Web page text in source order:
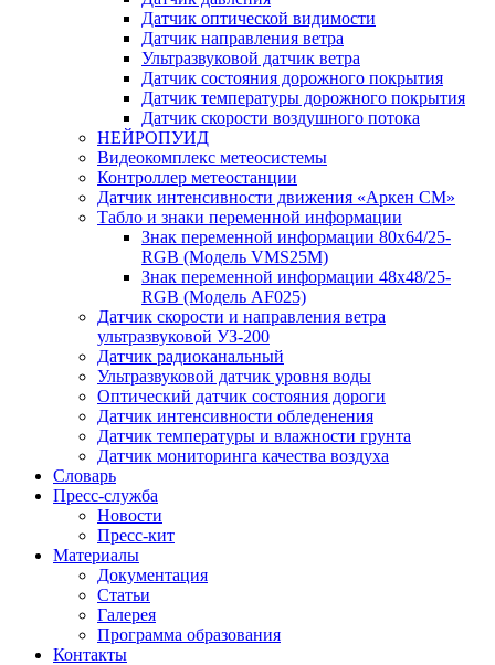
Датчик оптической видимости
Датчик направления ветра
Ультразвуковой датчик ветра
Датчик состояния дорожного покрытия
Датчик температуры дорожного покрытия
Датчик скорости воздушного потока
НЕЙРОПУИД
Видеокомплекс метеосистемы
Контроллер метеостанции
Датчик интенсивности движения «Аркен СМ»
Табло и знаки переменной информации
Знак переменной информации 80х64/25-
RGB (Модель VMS25M)
Знак переменной информации 48х48/25-
RGB (Модель АF025)
Датчик скорости и направления ветра
ультразвуковой УЗ-200
Датчик радиоканальный
Ультразвуковой датчик уровня воды
Оптический датчик состояния дороги
Датчик интенсивности обледенения
Датчик температуры и влажности грунта
Датчик мониторинга качества воздуха
Словарь
Пресс-служба
Новости
Пресс-кит
Материалы
Документация
Статьи
Галерея
Программа образования
Контакты